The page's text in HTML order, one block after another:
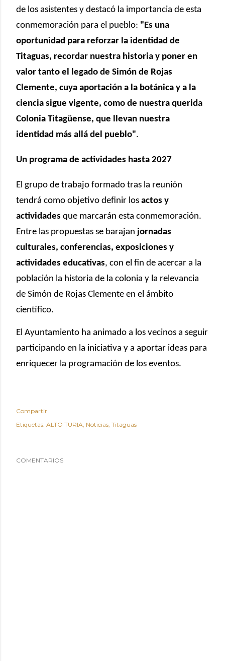
de los asistentes y destacó la importancia de esta
conmemoración para el pueblo: "Es una
oportunidad para reforzar la identidad de
Titaguas, recordar nuestra historia y poner en
valor tanto el legado de Simón de Rojas
Clemente, cuya aportación a la botánica y a la
ciencia sigue vigente, como de nuestra querida
Colonia Titagüense, que llevan nuestra
identidad más allá del pueblo".
Un programa de actividades hasta 2027
El grupo de trabajo formado tras la reunión
tendrá como objetivo definir los actos y
actividades que marcarán esta conmemoración.
Entre las propuestas se barajan jornadas
culturales, conferencias, exposiciones y
actividades educativas, con el fin de acercar a la
población la historia de la colonia y la relevancia
de Simón de Rojas Clemente en el ámbito
científico.
El Ayuntamiento ha animado a los vecinos a seguir
participando en la iniciativa y a aportar ideas para
enriquecer la programación de los eventos.
Compartir
Etiquetas: ALTO TURIA Noticias Titaguas
COMENTARIOS